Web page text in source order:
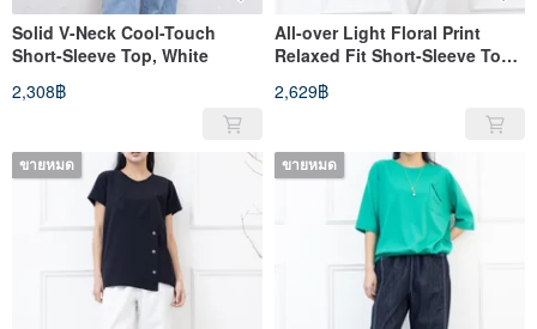
Solid V-Neck Cool-Touch
Short-Sleeve Top, White
2,308฿
All-over Light Floral Print
Relaxed Fit Short-Sleeve Top -
2,629฿
ขายหมด ขายหมด